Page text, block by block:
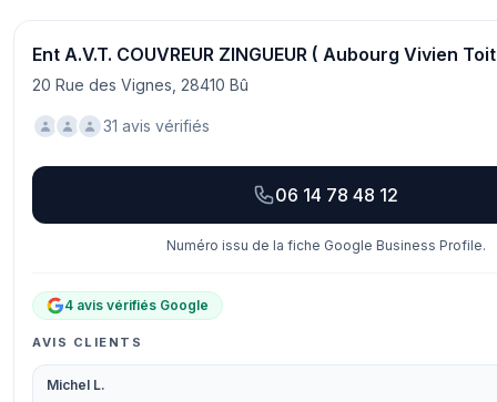
Ent A.V.T. COUVREUR ZINGUEUR ( Aubourg Vivien
20 Rue des Vignes, 28410 Bû
31 avis vérifiés
06 14 78 48 12
Numéro issu de la fiche Google Business Profile.
4 avis vérifiés Google
AVIS CLIENTS
Michel L.